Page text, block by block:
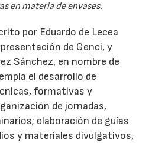
en materia de envases.
por Eduardo de Lecea
de Genci, y
Sánchez, en nombre de
el desarrollo de
formativas y
de jornadas,
elaboración de guías
y materiales divulgativos,